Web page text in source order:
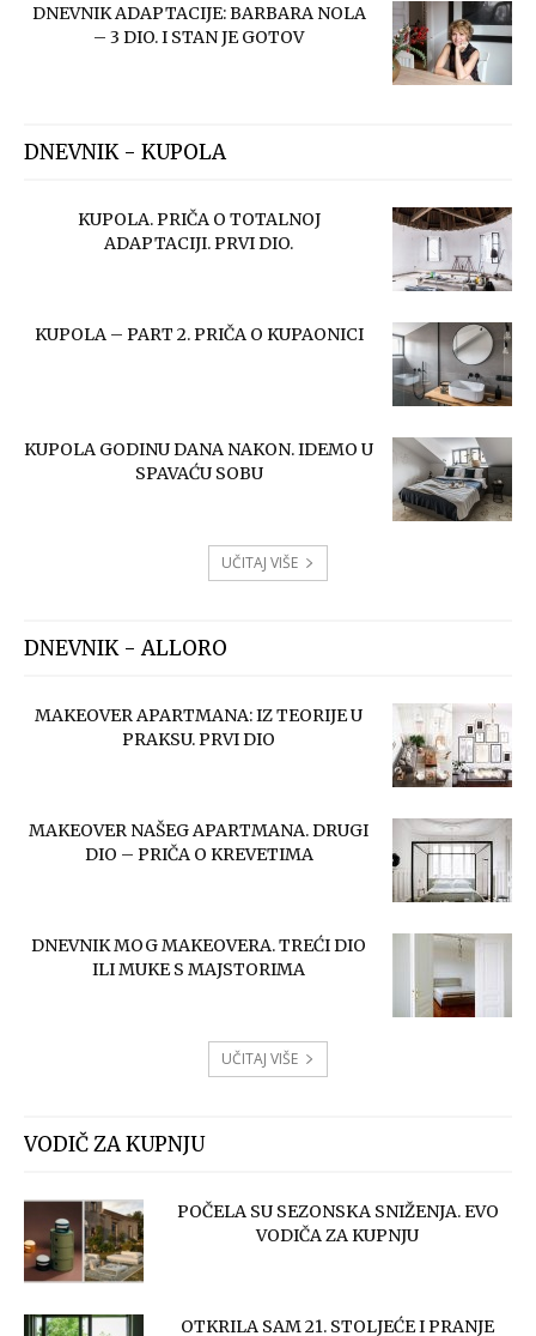
DNEVNIK ADAPTACIJE: BARBARA NOLA
– 3 DIO. I STAN JE GOTOV
DNEVNIK - KUPOLA
KUPOLA. PRIČA O TOTALNOJ
ADAPTACIJI. PRVI DIO.
KUPOLA – PART 2. PRIČA O KUPAONICI
KUPOLA GODINU DANA NAKON. IDEMO U
SPAVAĆU SOBU
UČITAJ VIŠE
DNEVNIK - ALLORO
MAKEOVER APARTMANA: IZ TEORIJE U
PRAKSU. PRVI DIO
MAKEOVER NAŠEG APARTMANA. DRUGI
DIO – PRIČA O KREVETIMA
DNEVNIK MOG MAKEOVERA. TREĆI DIO
ILI MUKE S MAJSTORIMA
UČITAJ VIŠE
VODIČ ZA KUPNJU
POČELA SU SEZONSKA SNIŽENJA. EVO
VODIČA ZA KUPNJU
OTKRILA SAM 21. STOLJEĆE I PRANJE